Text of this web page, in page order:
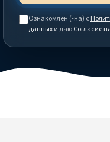
Ознакомлен (-на) с
данныхи даюСогласие